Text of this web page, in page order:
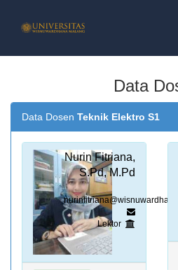
PROFIL
TUGAS
STRUKTUR
Data
Data Dosen Teknik Elektro S1
Nurin Fitriana,
S.Pd, M.Pd
Lektor